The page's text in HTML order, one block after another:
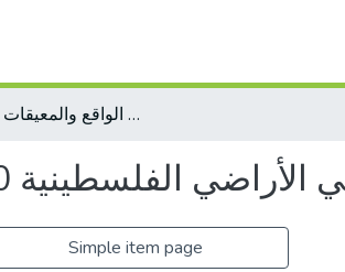
البيئة والتنمية المستدامة في الأراضي الفلسطينية 2010 الواقع والمعيقات والتحديات
2010 الواقع والمعيقات والتحديات
Simple item page